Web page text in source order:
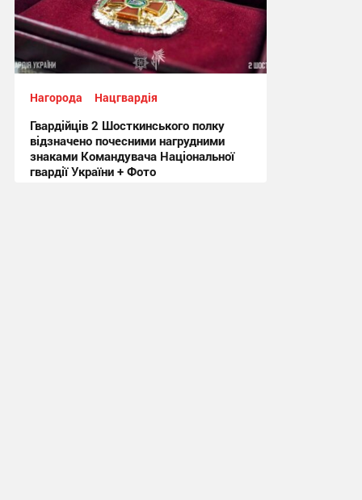
Нагорода Нацгвардія
Гвардійців 2 Шосткинського полку
відзначено почесними нагрудними
знаками Командувача Національної
гвардії України + Фото